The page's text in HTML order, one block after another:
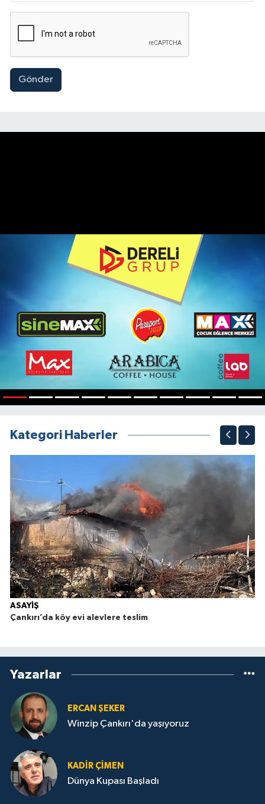
Gönder
Kategori Haberler
ASAYİŞ
Çankırı’da köy evi alevlere teslim
Yazarlar
ERCAN ŞEKER
Winzip Çankırı'da yaşıyoruz
KADIR ÇIMEN
Dünya Kupası Başladı